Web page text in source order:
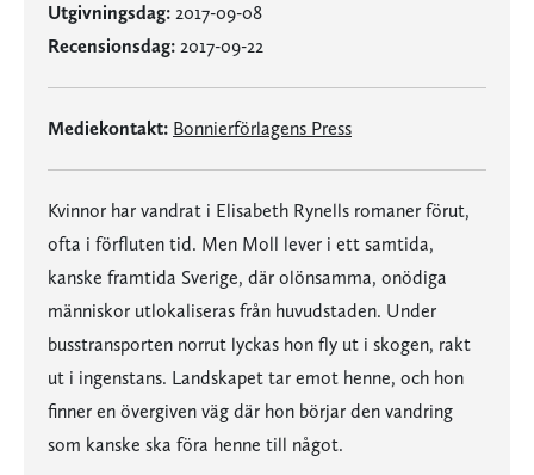
Utgivningsdag: 2017-09-08
Recensionsdag: 2017-09-22
Mediekontakt: Bonnierförlagens Press
Kvinnor har vandrat i Elisabeth Rynells romaner förut,
ofta i förfluten tid. Men Moll lever i ett samtida,
kanske framtida Sverige, där olönsamma, onödiga
människor utlokaliseras från huvudstaden. Under
busstransporten norrut lyckas hon fly ut i skogen, rakt
ut i ingenstans. Landskapet tar emot henne, och hon
finner en övergiven väg där hon börjar den vandring
som kanske ska föra henne till något.